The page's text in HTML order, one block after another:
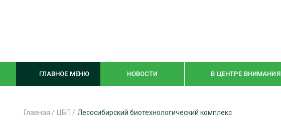
ГЛАВНОЕ МЕНЮ НОВОСТИ В ЦЕНТРЕ ВНИМАНИЯ
Главная / ЦБП / Лесосибирский биотехнологический комплекс